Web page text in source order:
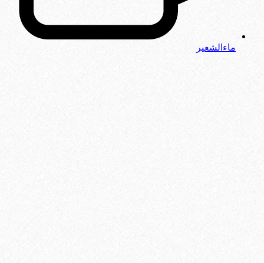
ماءالشعیر